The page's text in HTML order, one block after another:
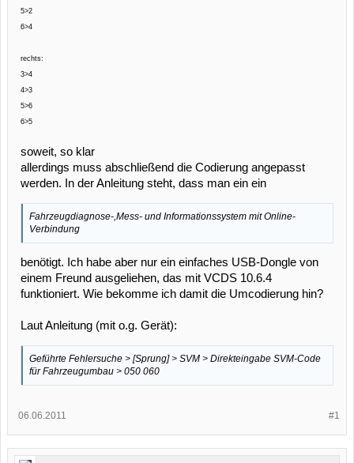
5>2
6>4
rechts:
3>4
4>3
5>6
6>5
soweit, so klar
allerdings muss abschließend die Codierung angepasst
werden. In der Anleitung steht, dass man ein ein
Fahrzeugdiagnose-,Mess- und Informationssystem mit Online-
Verbindung
benötigt. Ich habe aber nur ein einfaches USB-Dongle von
einem Freund ausgeliehen, das mit VCDS 10.6.4
funktioniert. Wie bekomme ich damit die Umcodierung hin?
Laut Anleitung (mit o.g. Gerät):
Geführte Fehlersuche > [Sprung] > SVM > Direkteingabe SVM-Code
für Fahrzeugumbau > 050 060
#1
06.06.2011